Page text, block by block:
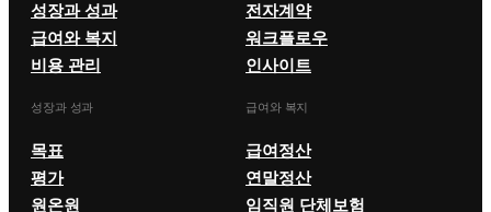
성장과 성과
급여와 복지
비용 관리
전자계약
워크플로우
인사이트
성장과 성과
목표
평가
원온원
급여와 복지
급여정산
연말정산
임직원 단체보험